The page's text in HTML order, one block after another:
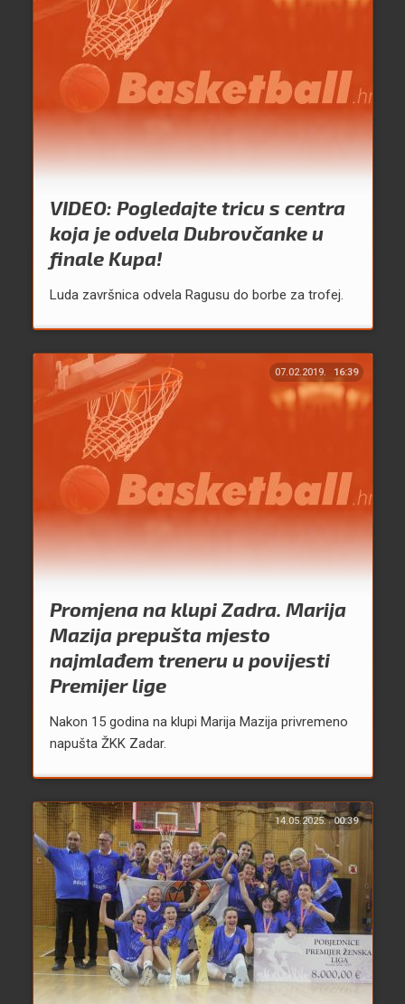
VIDEO: Pogledajte tricu s centra
koja je odvela Dubrovčanke u
finale Kupa!
Luda završnica odvela Ragusu do borbe za trofej.
07.02.2019. 16:39
Promjena na klupi Zadra. Marija
Mazija prepušta mjesto
najmlađem treneru u povijesti
Premijer lige
Nakon 15 godina na klupi Marija Mazija privremeno
napušta ŽKK Zadar.
14.05.2025. 00:39